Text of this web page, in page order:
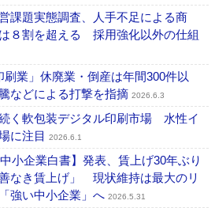
課題実態調査、人手不足による商
８割を超える 採用強化以外の仕組
業」休廃業・倒産は年間300件以
などによる打撃を指摘 2026.6.3
く軟包装デジタル印刷市場 水性イ
に注目
2026.6.1
小企業白書】発表、賃上げ30年ぶり
なき賃上げ」 現状維持は最大のリ
強い中小企業」へ 2026.5.31